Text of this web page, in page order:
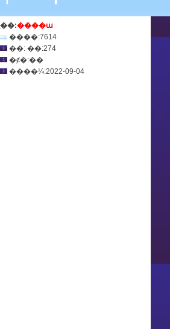
ְ��:����ա
����:7614
��: ��:274
�ȼ�:��
����¼:2022-09-04